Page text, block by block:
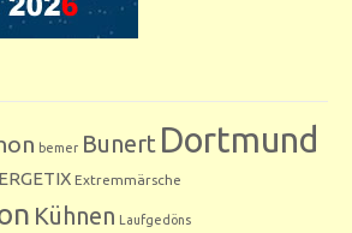
bemer Bunert Dortmund
Extremmärsche
Kühnen Laufgedöns